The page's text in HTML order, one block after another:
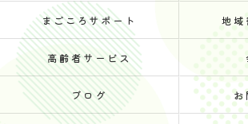
まごころサポート 地域
高齢者サービス
ブログ お